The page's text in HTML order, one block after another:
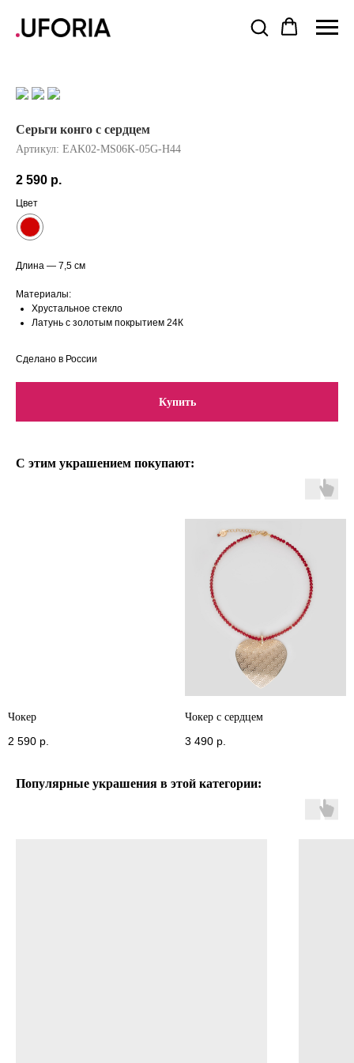
Серьги конго с сердцем
Артикул: EAK02-MS06K-05G-H44
2 590 р.
Цвет
Длина — 7,5 см
Материалы:
Хрустальное стекло
Латунь с золотым покрытием 24К
Сделано в России
Купить
С этим украшением покупают:
Чокер
2 590 р.
Чокер с сердцем
3 490 р.
Популярные украшения в этой категории: